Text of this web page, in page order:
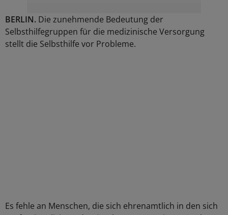
BERLIN. Die zunehmende Bedeutung der
Selbsthilfegruppen für die medizinische Versorgung
stellt die Selbsthilfe vor Probleme.
Es fehle an Menschen, die sich ehrenamtlich in den sich